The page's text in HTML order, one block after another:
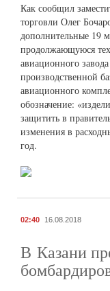
Как сообщил
торговли Олег
дополнительные 19
продолжающуюся
авиационного
производственной
авиационного
обозначение:
защитить в
изменения в
год.
02:40 16.08.2018
В Казани